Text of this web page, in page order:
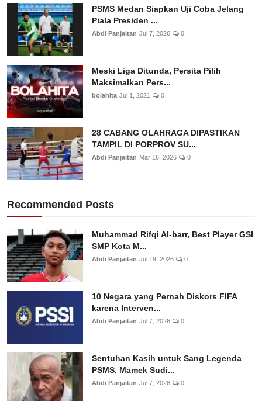
PSMS Medan Siapkan Uji Coba Jelang
Piala Presiden ...
Abdi Panjaitan Jul 7, 2026 0
Meski Liga Ditunda, Persita Pilih
Maksimalkan Pers...
bolahita Jul 1, 2021 0
28 CABANG OLAHRAGA DIPASTIKAN
TAMPIL DI PORPROV SU...
Abdi Panjaitan Mar 16, 2026 0
Recommended Posts
Muhammad Rifqi Al-barr, Best Player GSI
SMP Kota M...
Abdi Panjaitan Jul 19, 2026 0
10 Negara yang Pernah Diskors FIFA
karena Interven...
Abdi Panjaitan Jul 7, 2026 0
Sentuhan Kasih untuk Sang Legenda
PSMS, Mamek Sudi...
Abdi Panjaitan Jul 7, 2026 0